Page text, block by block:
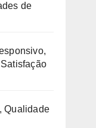
de
Qualidade